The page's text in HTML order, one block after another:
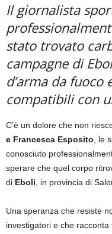
Il giornalista
stato trovato
campagne di
d’arma da
compatibili con
C’è un dolore che non
e Francesca Esposito , le
conosciuto
sperare che quel corpo
di Eboli , in provincia di
Una speranza che resiste
investigatori e che